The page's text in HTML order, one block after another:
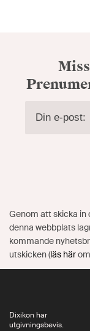
Genom att skicka in
denna webbplats
kommande
utskicken (läs härom
Dixikon har
utgivningsbevis.